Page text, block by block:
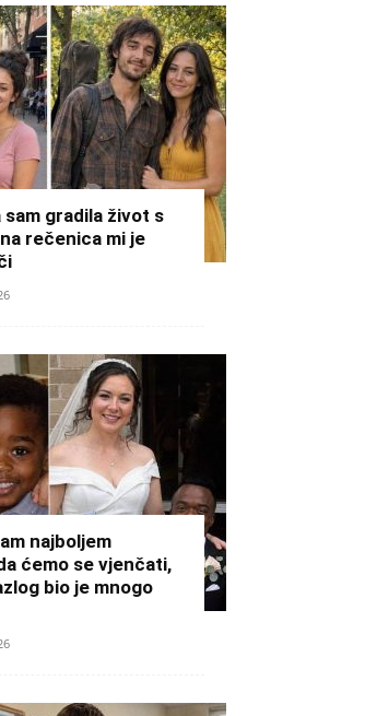
sam gradila život s
rečenica mi je
najboljem
ćemo se vjenčati,
bio je mnogo